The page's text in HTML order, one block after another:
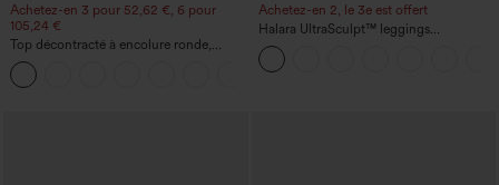
Achetez-en 3 pour 52,62 €, 6 pour
105,24 €
Top décontracté à encolure ronde,
manches chauve-souris et coupe ample
Achetez-en 2, le 3e est offert
Halara UltraSculpt™ leggings
d'entraînement taille haute — fronces
liftantes pour le fessier, maintien gainant
du ventre et poche